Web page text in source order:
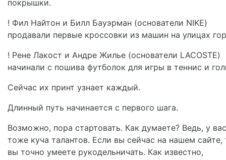
покрышки.
! Фил Найтон и Билл Бауэрман (основатели NIKE)
продавали первые кроссовки из машин на улицах
! Рене Лакост и Андре Жилье (основатели LACOSTE)
начинали с пошива футболок для игры в теннис и
Сейчас их принт узнает каждый.
Длинный путь начинается с первого шага.
Возможно, пора стартовать. Как думаете? Ведь, у вас
тоже куча талантов. Если вы сейчас на нашем сайте,
вы точно умеете рукодельничать. Как известно,